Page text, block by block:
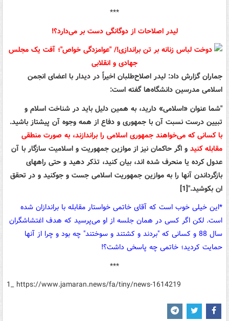
***
لیدر اصلاحات از دوگانگی دست بر می‌دارد؟!
جماران گزارش داد: لیدر اصلاح‌طلبان اخیراً در دیدار با اعضای انجمن
اسلامی مدرسین دانشگاه‌ها گفته است:
"شما عنوان «اسلامی» دارید، به همین دلیل باید در شناخت اسلام و
تبیین درست نسبت آن با جمهوری و دفاع از همه وجوه آن پیشتاز باشید.
با کسانی که می‌خواهند جمهوری اسلامی را براندازند، به صورت منطقی
مقابله کنید و اگر حاکمان نیز از موازین جمهوریت و اسلامیت سازگار با آن
عدول کرده یا منحرف شده اند، بیان کنید، تذکر دهید و حتی راههای
بازگرداندن آنها را به موازین جمهوریت اسلامی جست و جوکنید و در تحقق
ان بکوشید.
"[1]
*این خیلی خوب است که آقای خاتمی خواستار مقابله با براندازان شده
است. لکن اگر کسی در همان جلسه از او می‌پرسید که هدف اغتشاشگران
سال 88 و کسانی که "بردند و کشتند و سوختند" چه بود و چرا از آنها
حمایت کردید؛ خاتمی چه پاسخی داشت؟!
***
1_ https://www.jamaran.news/fa/tiny/news-1614219